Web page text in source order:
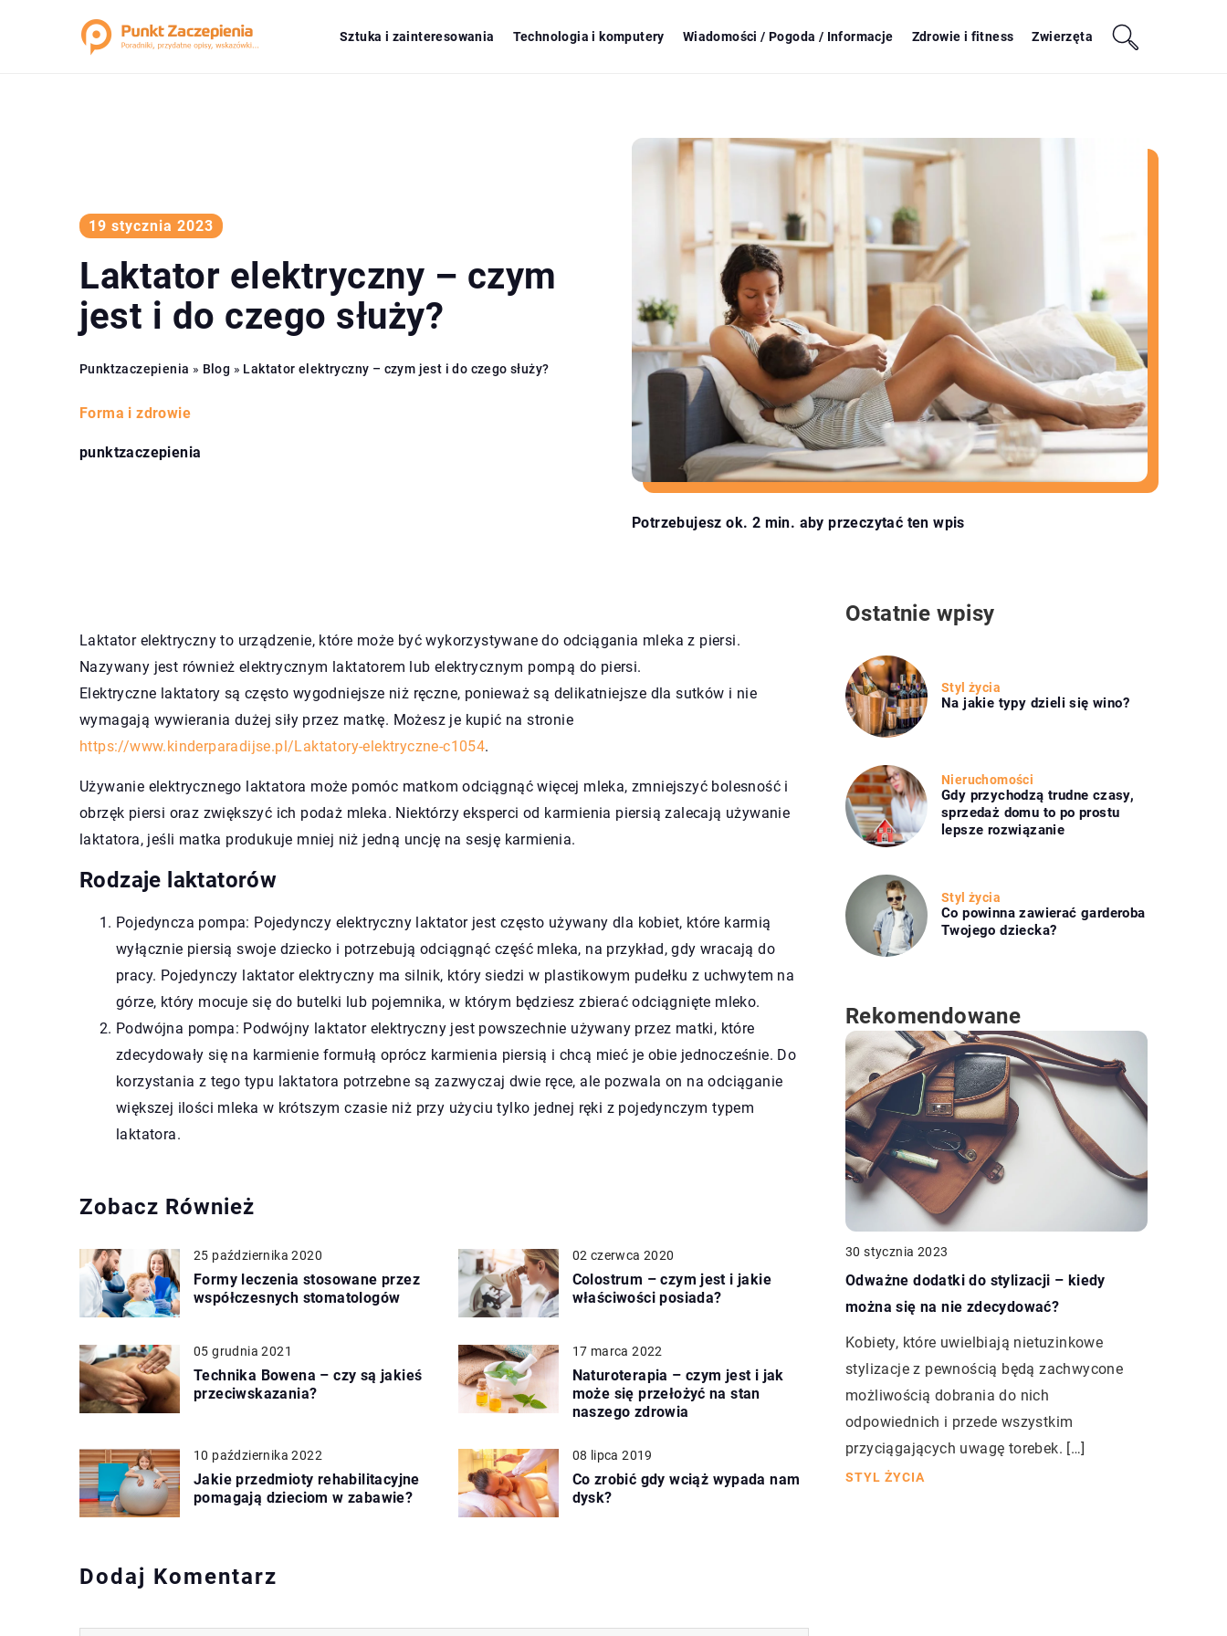
Sztuka i zainteresowania Technologia i komputery Wiadomości / Pogoda / Informacje Zdrowie i fitness Zwierzęta
19 stycznia 2023
Laktator elektryczny – czym
jest i do czego służy?
Punktzaczepienia » Blog » Laktator elektryczny – czym jest i do czego służy?
Forma i zdrowie
punktzaczepienia
Potrzebujesz ok. 2 min. aby przeczytać ten wpis
Laktator elektryczny to urządzenie, które może być wykorzystywane do odciągania mleka z piersi.
Nazywany jest również elektrycznym laktatorem lub elektrycznym pompą do piersi.
Elektryczne laktatory są często wygodniejsze niż ręczne, ponieważ są delikatniejsze dla sutków i nie
wymagają wywierania dużej siły przez matkę. Możesz je kupić na stronie
https://www.kinderparadijse.pl/Laktatory-elektryczne-c1054.
Używanie elektrycznego laktatora może pomóc matkom odciągnąć więcej mleka, zmniejszyć bolesność i
obrzęk piersi oraz zwiększyć ich podaż mleka. Niektórzy eksperci od karmienia piersią zalecają używanie
laktatora, jeśli matka produkuje mniej niż jedną uncję na sesję karmienia.
Rodzaje laktatorów
Pojedyncza pompa: Pojedynczy elektryczny laktator jest często używany dla kobiet, które karmią
wyłącznie piersią swoje dziecko i potrzebują odciągnąć część mleka, na przykład, gdy wracają do
pracy. Pojedynczy laktator elektryczny ma silnik, który siedzi w plastikowym pudełku z uchwytem na
górze, który mocuje się do butelki lub pojemnika, w którym będziesz zbierać odciągnięte mleko.
Podwójna pompa: Podwójny laktator elektryczny jest powszechnie używany przez matki, które
zdecydowały się na karmienie formułą oprócz karmienia piersią i chcą mieć je obie jednocześnie. Do
korzystania z tego typu laktatora potrzebne są zazwyczaj dwie ręce, ale pozwala on na odciąganie
większej ilości mleka w krótszym czasie niż przy użyciu tylko jednej ręki z pojedynczym typem
laktatora.
Zobacz Również
25 października 2020
Formy leczenia stosowane przez
współczesnych stomatologów
02 czerwca 2020
Colostrum – czym jest i jakie
właściwości posiada?
05 grudnia 2021
Technika Bowena – czy są jakieś
przeciwskazania?
17 marca 2022
Naturoterapia – czym jest i jak
może się przełożyć na stan
naszego zdrowia
10 października 2022
Jakie przedmioty rehabilitacyjne
pomagają dzieciom w zabawie?
08 lipca 2019
Co zrobić gdy wciąż wypada nam
dysk?
Dodaj Komentarz
Ostatnie wpisy
Styl życia
Na jakie typy dzieli się wino?
Nieruchomości
Gdy przychodzą trudne czasy,
sprzedaż domu to po prostu
lepsze rozwiązanie
Styl życia
Co powinna zawierać garderoba
Twojego dziecka?
Rekomendowane
30 stycznia 2023
Odważne dodatki do stylizacji – kiedy
można się na nie zdecydować?
Kobiety, które uwielbiają nietuzinkowe
stylizacje z pewnością będą zachwycone
możliwością dobrania do nich
odpowiednich i przede wszystkim
przyciągających uwagę torebek. […]
STYL ŻYCIA